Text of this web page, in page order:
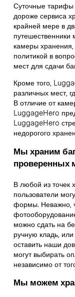
Суточные тарифы
дороже сервиса
крайней мере в
путешественники
камеры хранения,
политикой в
мест для сдачи
Кроме того,
различных мест,
В отличие от
LuggageHero
LuggageHero
недорогого
Мы храним
проверенных
В любой из
пользователи
формы. Неважно,
можно сдать на
ручную кладь,
оставить наши
могут выбирать
независимо от
Мы можем